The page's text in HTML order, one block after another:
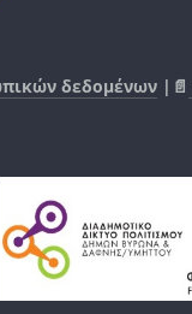
δεδομένων |📄